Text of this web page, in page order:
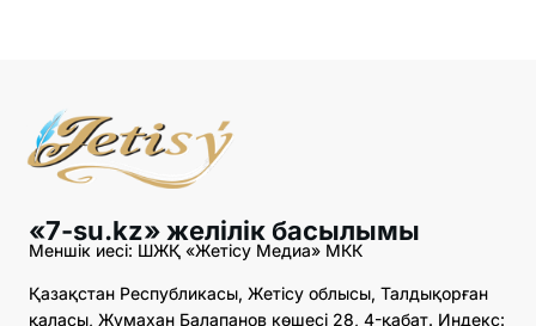
«7-su.kz» желілік басылымы
Меншік иесі: ШЖҚ «Жетісу Медиа» МКК
Қазақстан Республикасы, Жетісу облысы, Талдықорған
қаласы, Жұмахан Балапанов көшесі 28, 4-қабат. Индекс: